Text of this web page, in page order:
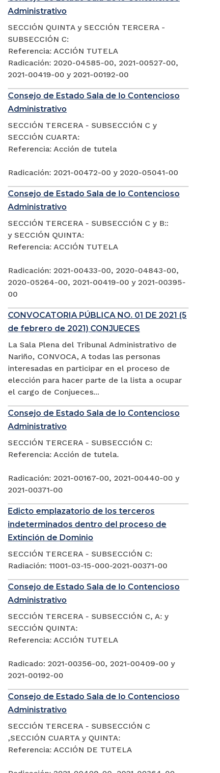
Administrativo
SECCIÓN QUINTA y SECCIÓN TERCERA -
SUBSECCIÓN C:
Referencia: ACCIÓN TUTELA
Radicación: 2020-04585-00, 2021-00527-00,
2021-00419-00 y 2021-00192-00
Consejo de Estado Sala de lo Contencioso
Administrativo
SECCIÓN TERCERA - SUBSECCIÓN C y
SECCIÓN CUARTA:
Referencia: Acción de tutela
Radicación: 2021-00472-00 y 2020-05041-00
Consejo de Estado Sala de lo Contencioso
Administrativo
SECCIÓN TERCERA - SUBSECCIÓN C y B::
y SECCIÓN QUINTA:
Referencia: ACCIÓN TUTELA
Radicación: 2021-00433-00, 2020-04843-00,
2020-05264-00, 2021-00419-00 y 2021-00395-
00
CONVOCATORIA PÚBLICA NO. 01 DE 2021 (5
de febrero de 2021) CONJUECES
La Sala Plena del Tribunal Administrativo de
Nariño, CONVOCA, A todas las personas
interesadas en participar en el proceso de
elección para hacer parte de la lista a ocupar
el cargo de Conjueces...
Consejo de Estado Sala de lo Contencioso
Administrativo
SECCIÓN TERCERA - SUBSECCIÓN C:
Referencia: Acción de tutela.
Radicación: 2021-00167-00, 2021-00440-00 y
2021-00371-00
Edicto emplazatorio de los terceros
indeterminados dentro del proceso de
Extinción de Dominio
SECCIÓN TERCERA - SUBSECCIÓN C:
Radiación: 11001-03-15-000-2021-00371-00
Consejo de Estado Sala de lo Contencioso
Administrativo
SECCIÓN TERCERA - SUBSECCIÓN C, A: y
SECCIÓN QUINTA:
Referencia: ACCIÓN TUTELA
Radicado: 2021-00356-00, 2021-00409-00 y
2021-00192-00
Consejo de Estado Sala de lo Contencioso
Administrativo
SECCIÓN TERCERA - SUBSECCIÓN C
,SECCIÓN CUARTA y QUINTA:
Referencia: ACCIÓN DE TUTELA